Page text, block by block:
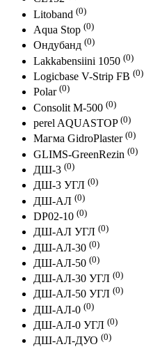
Litoband (0)
Aqua Stop (0)
Ондубанд (0)
Lakkabensiini 1050 (0)
Logicbase V-Strip FB (0)
Polar (0)
Consolit M-500 (0)
perel AQUASTOP (0)
Магма GidroPlaster (0)
GLIMS-GreenRezin (0)
ДШ-3 (0)
ДШ-3 УГЛ (0)
ДШ-АЛ (0)
DP02-10 (0)
ДШ-АЛ УГЛ (0)
ДШ-АЛ-30 (0)
ДШ-АЛ-50 (0)
ДШ-АЛ-30 УГЛ (0)
ДШ-АЛ-50 УГЛ (0)
ДШ-АЛ-0 (0)
ДШ-АЛ-0 УГЛ (0)
ДШ-АЛ-ДУО (0)